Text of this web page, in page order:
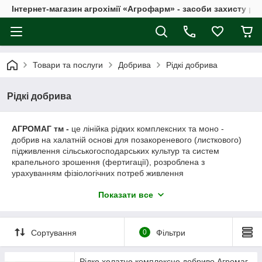
Інтернет-магазин агрохімії «Агрофарм» - засоби захисту
Товари та послуги Добрива Рідкі добрива
Рідкі добрива
АГРОМАГ тм - це лінійка рідких комплексних та моно -
добрив на халатній основі для позакореневого (листкового)
підживлення сільськогосподарських культур та систем
крапельного зрошення (фертигації), розроблена з
урахуванням фізіологічних потреб живлення
ЗЕРНОВИЙ, АГРОМАГ
ЦИНКтаАГРОМАГтмМОЛІБДЕН.
Добрива виготовлені з високоякісної сировини яка не містить
шкідливих і токсичних рослинам сполук.
Показати все
Сортування 0 Фільтри